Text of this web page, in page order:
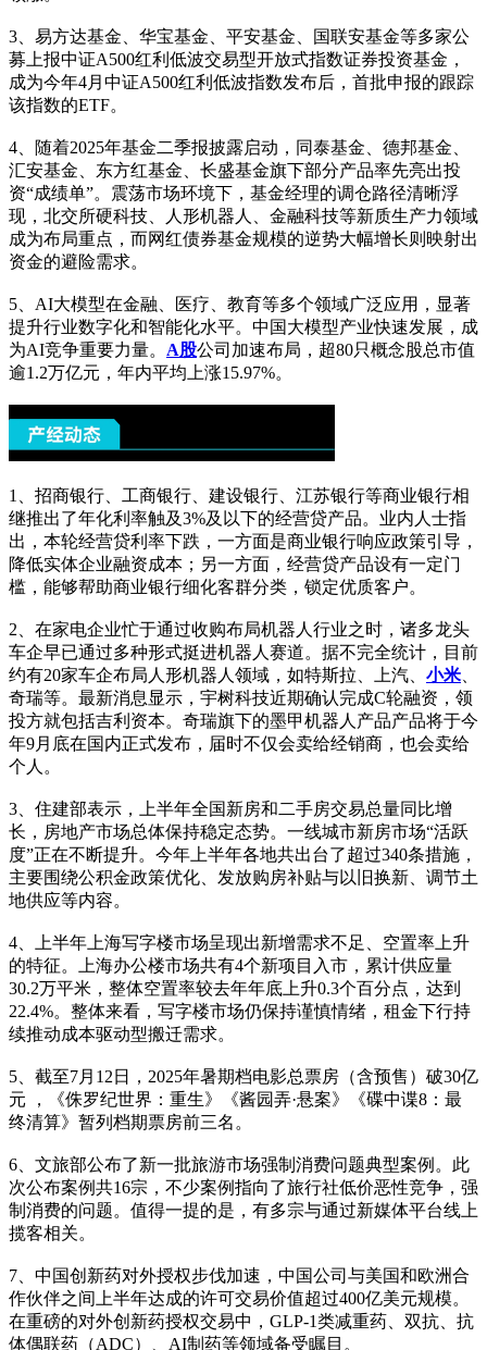
3、易方达基金、华宝基金、平安基金、国联安基金等多家公
募上报中证A500红利低波交易型开放式指数证券投资基金，
成为今年4月中证A500红利低波指数发布后，首批申报的跟踪
该指数的ETF。
4、随着2025年基金二季报披露启动，同泰基金、德邦基金、
汇安基金、东方红基金、长盛基金旗下部分产品率先亮出投
资“成绩单”。震荡市场环境下，基金经理的调仓路径清晰浮
现，北交所硬科技、人形机器人、金融科技等新质生产力领域
成为布局重点，而网红债券基金规模的逆势大幅增长则映射出
资金的避险需求。
5、AI大模型在金融、医疗、教育等多个领域广泛应用，显著
提升行业数字化和智能化水平。中国大模型产业快速发展，成
为AI竞争重要力量。 A股公司加速布局，超80只概念股总市值
逾1.2万亿元，年内平均上涨15.97%。
1、招商银行、工商银行、建设银行、江苏银行等商业银行相
继推出了年化利率触及3%及以下的经营贷产品。业内人士指
出，本轮经营贷利率下跌，一方面是商业银行响应政策引导，
降低实体企业融资成本；另一方面，经营贷产品设有一定门
槛，能够帮助商业银行细化客群分类，锁定优质客户。
2、在家电企业忙于通过收购布局机器人行业之时，诸多龙头
车企早已通过多种形式挺进机器人赛道。据不完全统计，目前
约有20家车企布局人形机器人领域，如特斯拉、上汽、 小米
奇瑞等。最新消息显示，宇树科技近期确认完成C轮融资，领
投方就包括吉利资本。奇瑞旗下的墨甲机器人产品产品将于今
年9月底在国内正式发布，届时不仅会卖给经销商，也会卖给
个人。
3、住建部表示，上半年全国新房和二手房交易总量同比增
长，房地产市场总体保持稳定态势。一线城市新房市场“活跃
度”正在不断提升。今年上半年各地共出台了超过340条措施，
主要围绕公积金政策优化、发放购房补贴与以旧换新、调节土
地供应等内容。
4、上半年上海写字楼市场呈现出新增需求不足、空置率上升
的特征。上海办公楼市场共有4个新项目入市，累计供应量
30.2万平米，整体空置率较去年年底上升0.3个百分点，达到
22.4%。整体来看，写字楼市场仍保持谨慎情绪，租金下行持
续推动成本驱动型搬迁需求。
5、截至7月12日，2025年暑期档电影总票房（含预售）破30亿
元 ，《侏罗纪世界：重生》《酱园弄·悬案》《碟中谍8：最
终清算》暂列档期票房前三名。
6、文旅部公布了新一批旅游市场强制消费问题典型案例。此
次公布案例共16宗，不少案例指向了旅行社低价恶性竞争，强
制消费的问题。值得一提的是，有多宗与通过新媒体平台线上
揽客相关。
7、中国创新药对外授权步伐加速，中国公司与美国和欧洲合
作伙伴之间上半年达成的许可交易价值超过400亿美元规模。
在重磅的对外创新药授权交易中，GLP-1类减重药、双抗、抗
体偶联药（ADC）、AI制药等领域备受瞩目。